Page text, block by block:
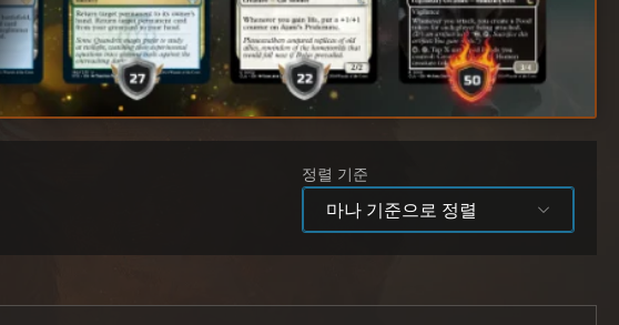
정렬 기준
마나 기준으로 정렬